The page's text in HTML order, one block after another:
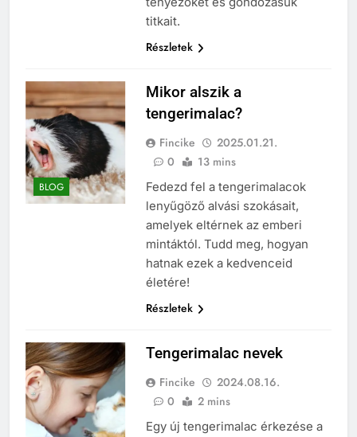
titkait.
Részletek
BLOG
Mikor alszik a
tengerimalac?
Fincike
2025.01.21.
0
13 mins
Fedezd fel a tengerimalacok
lenyűgöző alvási szokásait,
amelyek eltérnek az emberi
mintáktól. Tudd meg, hogyan
hatnak ezek a kedvenceid
életére!
Részletek
Tengerimalac nevek
Fincike
2024.08.16.
0
2 mins
Egy új tengerimalac érkezése a